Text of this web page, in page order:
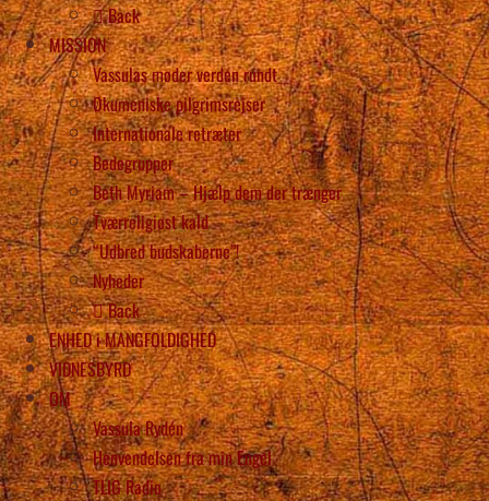
Back
MISSION
Vassulas møder verden rundt
Økumeniske pilgrimsrejser
Internationale retræter
Bedegrupper
Beth Myriam – Hjælp dem der trænger
Tværreligiøst kald
“Udbred budskaberne”!
Nyheder
Back
ENHED i MANGFOLDIGHED
VIDNESBYRD
OM
Vassula Rydén
Henvendelsen fra min Engel
TLIG Radio